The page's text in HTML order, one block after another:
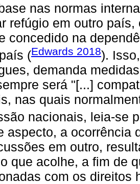
nas normas
refúgio em outro
concedido na
(Edwards 2018).
demanda
será "[...]
nas quais
nacionais, leia-se
aspecto, a ocorrência
em outro,
que acolhe, a fim de
com os direitos